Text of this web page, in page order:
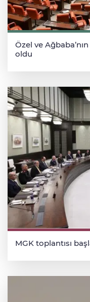
Özel ve
oldu
MGK toplantısı